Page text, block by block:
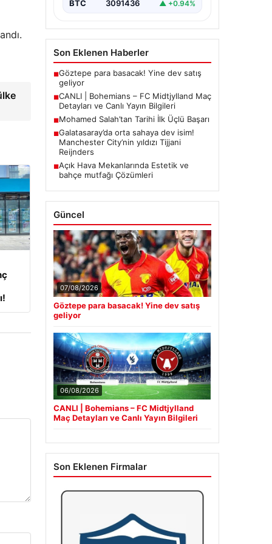
BTC 3091436 ▲ +0.94%
Son Eklenen Haberler
■Göztepe para basacak! Yine dev satış
geliyor
■CANLI | Bohemians – FC Midtjylland Maç
Detayları ve Canlı Yayın Bilgileri
■Mohamed Salah’tan Tarihi İlk Üçlü Başarı
■Galatasaray’da orta sahaya dev isim!
Manchester City’nin yıldızı Tijjani
Reijnders
■Açık Hava Mekanlarında Estetik ve
bahçe mutfağı Çözümleri
Güncel
07/08/2026
Göztepe para basacak! Yine dev satış
geliyor
06/08/2026
CANLI | Bohemians – FC Midtjylland
Maç Detayları ve Canlı Yayın Bilgileri
Son Eklenen Firmalar